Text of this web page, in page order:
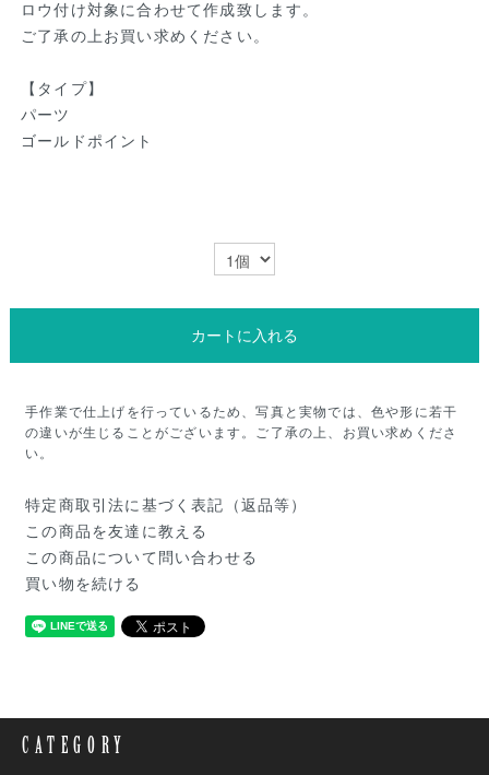
ロウ付け対象に合わせて作成致します。
ご了承の上お買い求めください。
【タイプ】
パーツ
ゴールドポイント
カートに入れる
手作業で仕上げを行っているため、写真と実物では、色や形に若干
の違いが生じることがございます。ご了承の上、お買い求めくださ
い。
特定商取引法に基づく表記（返品等）
この商品を友達に教える
この商品について問い合わせる
買い物を続ける
CATEGORY